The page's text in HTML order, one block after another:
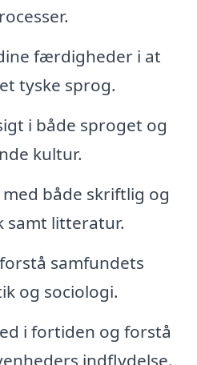
færdigheder i at
tyske sprog.
i både sproget og
kultur.
med både skriftlig og
samt litteratur.
samfundets
og sociologi.
i fortiden og forstå
indflydelse.